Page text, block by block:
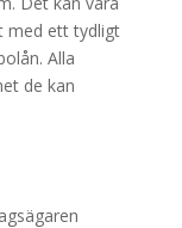
med ett tydligt
Alla
de kan